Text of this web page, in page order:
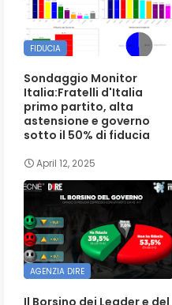
FIDUCIA
Sondaggio Monitor
Italia:Fratelli d'Italia
primo partito, alta
astensione e governo
sotto il 50% di fiducia
April 12, 2025
AGENZIA DIRE
Il Borsino dei Leader e del